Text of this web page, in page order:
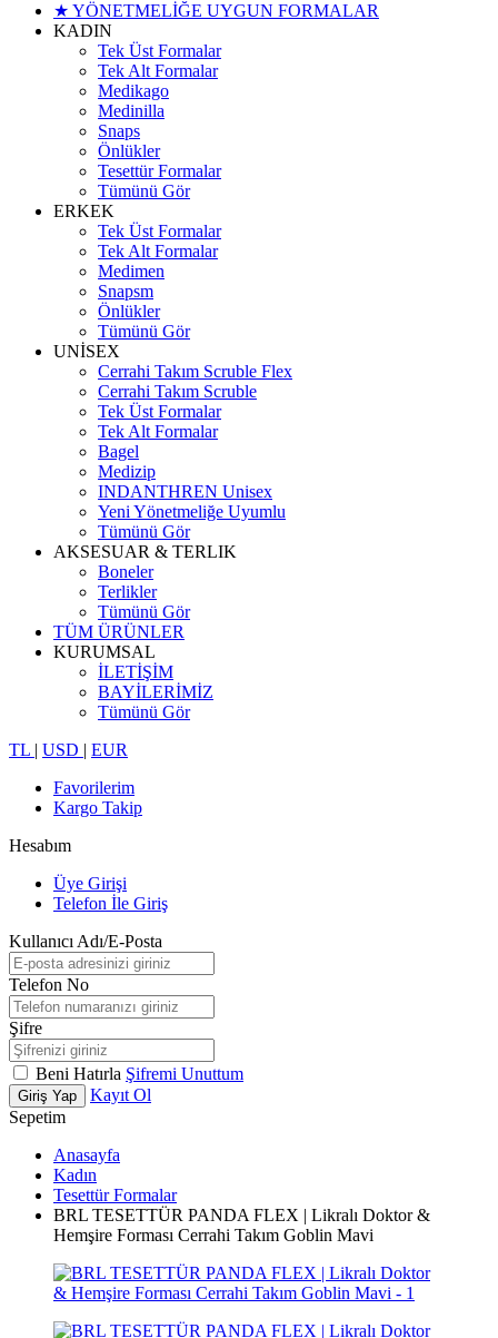
★ YÖNETMELİĞE UYGUN FORMALAR
KADIN
Tek Üst Formalar
Tek Alt Formalar
Medikago
Medinilla
Snaps
Önlükler
Tesettür Formalar
Tümünü Gör
ERKEK
Tek Üst Formalar
Tek Alt Formalar
Medimen
Snapsm
Önlükler
Tümünü Gör
UNİSEX
Cerrahi Takım Scruble Flex
Cerrahi Takım Scruble
Tek Üst Formalar
Tek Alt Formalar
Bagel
Medizip
INDANTHREN Unisex
Yeni Yönetmeliğe Uyumlu
Tümünü Gör
AKSESUAR & TERLIK
Boneler
Terlikler
Tümünü Gör
TÜM ÜRÜNLER
KURUMSAL
İLETİŞİM
BAYİLERİMİZ
Tümünü Gör
TL | USD | EUR
Favorilerim
Kargo Takip
Hesabım
Üye Girişi
Telefon İle Giriş
Kullanıcı Adı/E-Posta
Telefon No
Şifre
Beni Hatırla Şifremi Unuttum
Giriş Yap
Kayıt Ol
Sepetim
Anasayfa
Kadın
Tesettür Formalar
BRL TESETTÜR PANDA FLEX | Likralı Doktor &
Hemşire Forması Cerrahi Takım Goblin Mavi